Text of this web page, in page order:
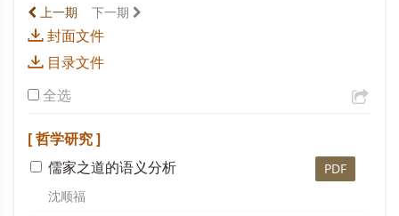
上一期 下一期
封面文件
目录文件
全选
[ 哲学研究 ]
儒家之道的语义分析
PDF
沈顺福